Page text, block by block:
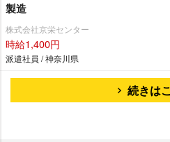
製造
株式会社京栄センター
時給1,400円
派遣社員 / 神奈川県
続きは